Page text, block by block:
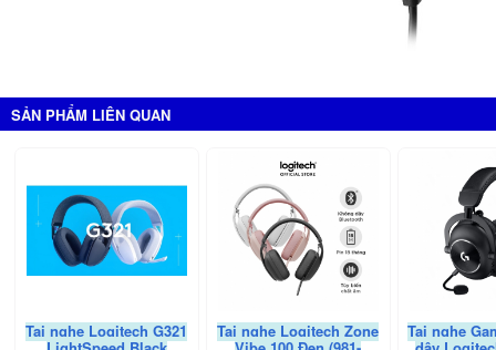
SẢN PHẨM LIÊN QUAN
Tai nghe Logitech G321 Tai nghe Logitech Zone Tai nghe